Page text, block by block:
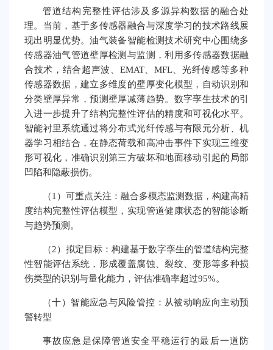
管道结构完整性评估涉及多源异构数据的融合处
理。当前，基于多传感器融合与深度学习的技术路线展
现出明显优势。油气装备智能检测技术研究中心围绕多
传感器油气管道壁厚检测与监测，利用多传感器数据融
合技术，结合超声波、EMAT、MFL、光纤传感等多种
传感器数据，建立多维度的壁厚变化模型，自动识别和
分类壁厚异常，预测壁厚减薄趋势。数字孪生技术的引
入进一步提升了结构完整性评估的精度和可视化水平。
智能衬里系统通过将分布式光纤传感与有限元分析、机
器学习相结合，在静态荷载和高冲击事件下实现三维变
形可视化，准确识别第三方破坏和地面移动引起的局部
凹陷和隐蔽损伤。
（1）可重点关注：融合多模态监测数据，构建高精
度结构完整性评估模型，实现管道健康状态的智能诊断
与趋势预测。
（2）拟定目标：构建基于数字孪生的管道结构完整
性智能评估系统，形成覆盖腐蚀、裂纹、变形等多种损
伤类型的识别与量化能力，评估准确率超过95%。
（十）智能应急与风险管控：从被动响应向主动预
警转型
事故应急是保障管道安全平稳运行的最后一道防